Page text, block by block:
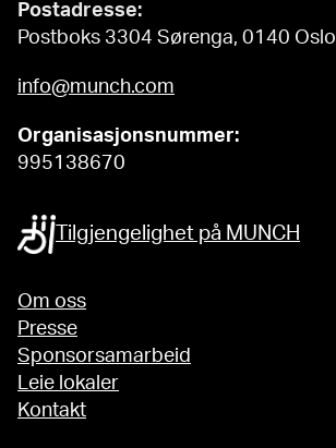
Postadresse:
Postboks 3304 Sørenga, 0140 Oslo
info@munch.com
Organisasjonsnummer:
995138670
Tilgjengelighet på MUNCH
Om oss
Presse
Sponsorsamarbeid
Leie lokaler
Kontakt